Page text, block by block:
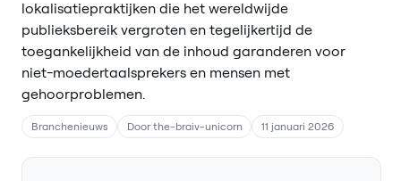
lokalisatiepraktijken die het wereldwijde
publieksbereik vergroten en tegelijkertijd de
toegankelijkheid van de inhoud garanderen voor
niet-moedertaalsprekers en mensen met
gehoorproblemen.
Branchenieuws Door the-braiv-unicorn 11 januari 2026